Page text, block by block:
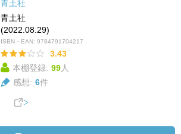
青土社
青土社
(2022.08.29)
ISBN・EAN: 9784791704217
3.43
本棚登録: 99人
感想: 6件